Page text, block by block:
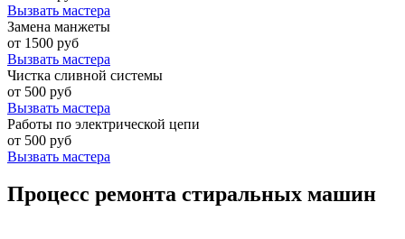
Вызвать мастера
Замена манжеты
от 1500 руб
Вызвать мастера
Чистка сливной системы
от 500 руб
Вызвать мастера
Работы по электрической цепи
от 500 руб
Вызвать мастера
Процесс ремонта стиральных машин